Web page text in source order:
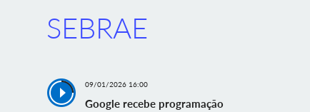
SEBRAE
09/01/2026 16:00
Google recebe programação